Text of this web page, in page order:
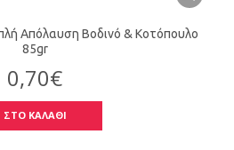
Απόλαυση Βοδινό & Κοτόπουλο
85gr
0,70€
ΣΤΟ ΚΑΛΑΘΙ